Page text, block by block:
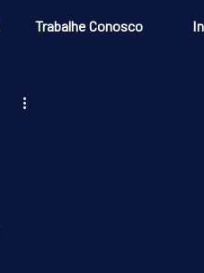
Trabalhe Conosco